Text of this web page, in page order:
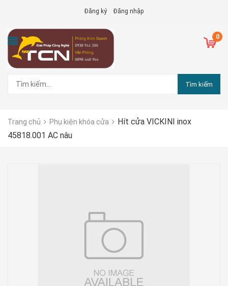
Đăng ký Đăng nhập
0
Tìm kiếm
Trang chủ Phụ kiện khóa cửa
Hít cửa VICKINI inox
45818.001 AC nâu